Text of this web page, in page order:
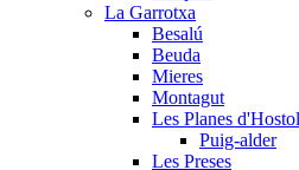
La Garrotxa
Besalú
Beuda
Mieres
Montagut
Les Planes
Puig-alder
Les Preses